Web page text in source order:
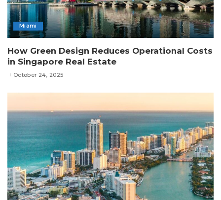
Miami
How Green Design Reduces Operational Costs
in Singapore Real Estate
October 24, 2025